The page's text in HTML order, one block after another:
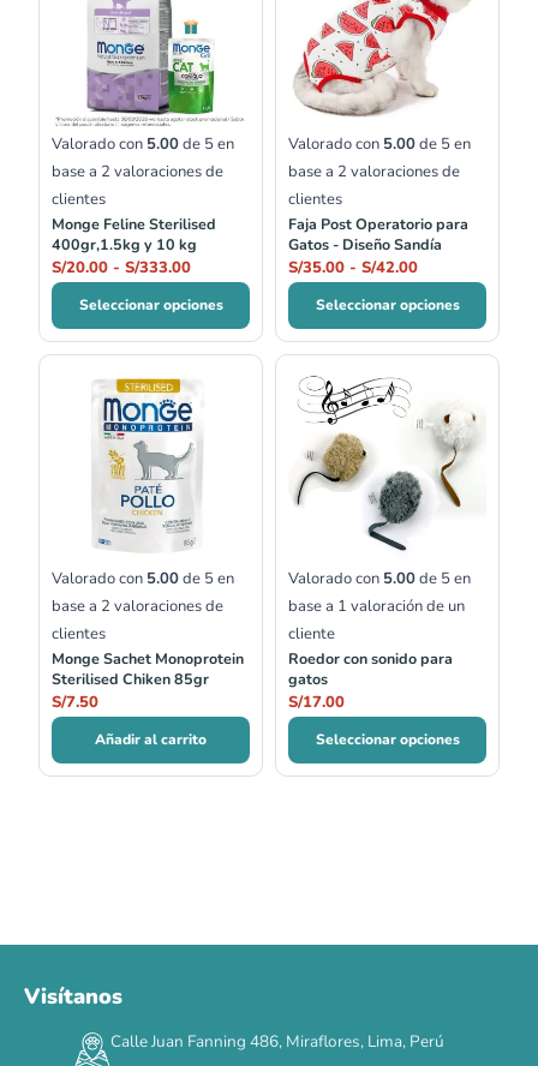
Valorado con 5.00de 5 en
base a 2 valoraciones de
clientes
Monge Feline Sterilised
400gr,1.5kg y 10 kg
S/20.00 - S/333.00
desde
S/20.00
hasta
S/333.00
Seleccionar opciones
Valorado con 5.00de 5 en
base a 2 valoraciones de
clientes
Faja Post Operatorio para
Gatos - Diseño Sandía
S/35.00 - S/42.00
desde
S/35.00
S/42.00
Seleccionar opciones
Valorado con 5.00de 5 en
base a 2 valoraciones de
clientes
Monge Sachet Monoprotein
Sterilised Chiken 85gr
S/7.50
Añadir al carrito
Valorado con 5.00de 5 en
base a 1 valoración de un
cliente
Roedor con sonido para
gatos
S/17.00
Seleccionar opciones
DÍAS HORAS MIN SEG
Visítanos
Calle Juan Fanning 486, Miraflores, Lima, Perú